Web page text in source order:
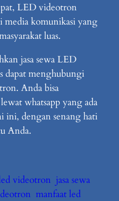
LED videotron
media komunikasi yang
luas.
jasa sewa LED
dapat menghubungi
Anda bisa
whatsapp yang ada
ini, dengan senang hati
Anda.
videotron jasa sewa
manfaat led